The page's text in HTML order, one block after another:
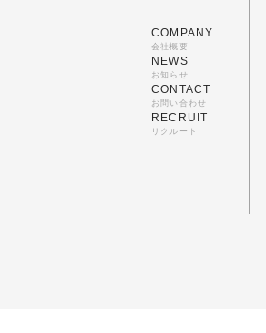
COMPANY
会社概要
NEWS
お知らせ
CONTACT
お問い合わせ
RECRUIT
リクルート